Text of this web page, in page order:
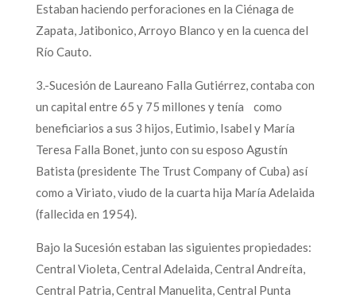
Estaban haciendo perforaciones en la Ciénaga de
Zapata, Jatibonico, Arroyo Blanco y en la cuenca del
Río Cauto.
3.-Sucesión de Laureano Falla Gutiérrez, contaba con
un capital entre 65 y 75 millones y tenía como
beneficiarios a sus 3 hijos, Eutimio, Isabel y María
Teresa Falla Bonet, junto con su esposo Agustín
Batista (presidente The Trust Company of Cuba) así
como a Viriato, viudo de la cuarta hija María Adelaida
(fallecida en 1954).
Bajo la Sucesión estaban las siguientes propiedades:
Central Violeta, Central Adelaida, Central Andreíta,
Central Patria, Central Manuelita, Central Punta